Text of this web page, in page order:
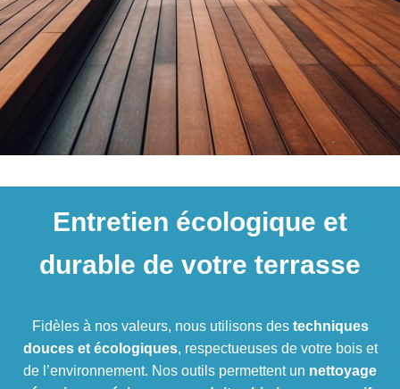
Entretien écologique et
durable de votre terrasse
Fidèles à nos valeurs, nous utilisons des techniques
douces et écologiques, respectueuses de votre bois et
de l’environnement. Nos outils permettent un nettoyage